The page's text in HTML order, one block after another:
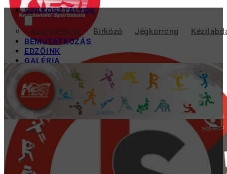
SZAKOSZTÁLYOK
Asztalitenisz Birkózó Jégkorrong
BEMUTATKOZÁS
EDZŐINK
GALÉRIA
TAO
KAPCSOLAT